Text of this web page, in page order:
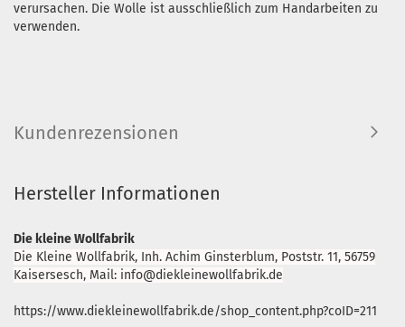
verursachen. Die Wolle ist ausschließlich zum Handarbeiten zu
verwenden.
Kundenrezensionen
Hersteller Informationen
Die kleine Wollfabrik
Die Kleine Wollfabrik, Inh. Achim Ginsterblum, Poststr. 11, 56759
Kaisersesch, Mail: info@diekleinewollfabrik.de
https://www.diekleinewollfabrik.de/shop_content.php?coID=211